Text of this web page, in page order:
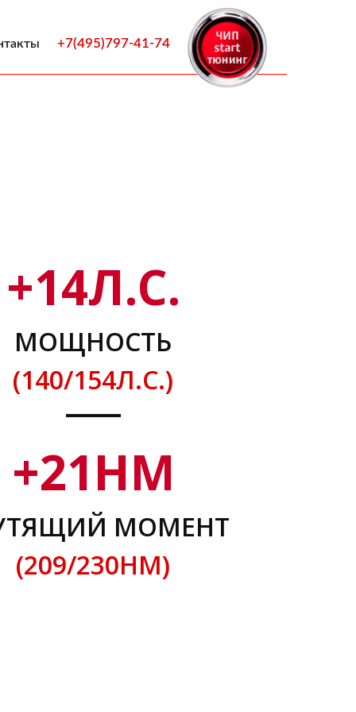
+7(495)797-41-74
+14Л.С.
МОЩНОСТЬ
(140/154Л.С.)
+21НМ
МОМЕНТ
(209/230НМ)